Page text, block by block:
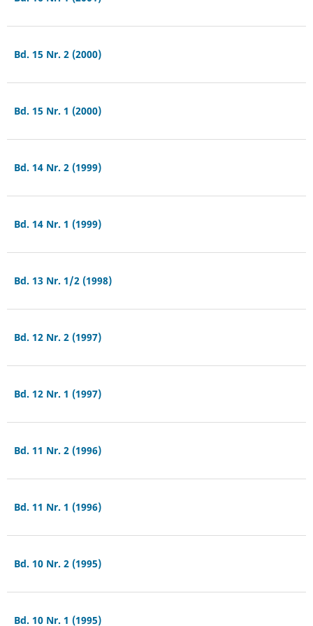
Bd. 15 Nr. 2 (2000)
Bd. 15 Nr. 1 (2000)
Bd. 14 Nr. 2 (1999)
Bd. 14 Nr. 1 (1999)
Bd. 13 Nr. 1/2 (1998)
Bd. 12 Nr. 2 (1997)
Bd. 12 Nr. 1 (1997)
Bd. 11 Nr. 2 (1996)
Bd. 11 Nr. 1 (1996)
Bd. 10 Nr. 2 (1995)
Bd. 10 Nr. 1 (1995)